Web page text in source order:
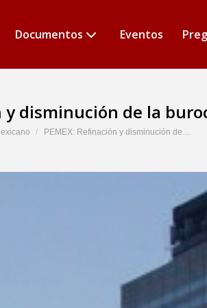
Documentos Eventos
y disminución de la
PEMEX: Refinación y disminución de…